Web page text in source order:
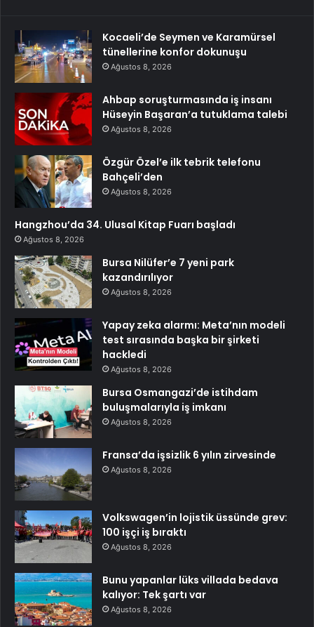
Kocaeli’de Seymen ve Karamürsel
tünellerine konfor dokunuşu
Ağustos 8, 2026
Ahbap soruşturmasında iş insanı
Hüseyin Başaran’a tutuklama talebi
Ağustos 8, 2026
Özgür Özel’e ilk tebrik telefonu
Bahçeli’den
Ağustos 8, 2026
Hangzhou’da 34. Ulusal Kitap Fuarı başladı
Ağustos 8, 2026
Bursa Nilüfer’e 7 yeni park
kazandırılıyor
Ağustos 8, 2026
Yapay zeka alarmı: Meta’nın modeli
test sırasında başka bir şirketi
hackledi
Ağustos 8, 2026
Bursa Osmangazi’de istihdam
buluşmalarıyla iş imkanı
Ağustos 8, 2026
Fransa’da işsizlik 6 yılın zirvesinde
Ağustos 8, 2026
Volkswagen’in lojistik üssünde grev:
100 işçi iş bıraktı
Ağustos 8, 2026
Bunu yapanlar lüks villada bedava
kalıyor: Tek şartı var
Ağustos 8, 2026